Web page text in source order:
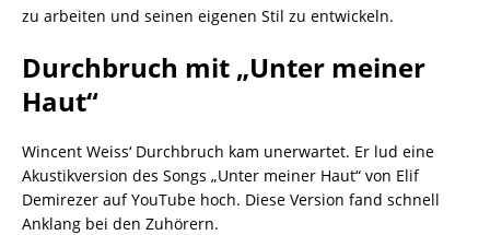
zu arbeiten und seinen eigenen Stil zu entwickeln.
Durchbruch mit „Unter meiner
Haut“
Wincent Weiss‘ Durchbruch kam unerwartet. Er lud eine
Akustikversion des Songs „Unter meiner Haut“ von Elif
Demirezer auf YouTube hoch. Diese Version fand schnell
Anklang bei den Zuhörern.